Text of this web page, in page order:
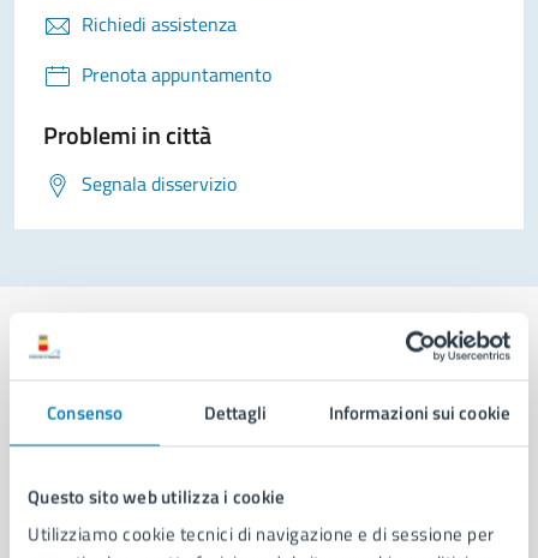
Consenso Dettagli Informazioni sui cookie
Questo sito web utilizza i cookie
Utilizziamo cookie tecnici di navigazione e di sessione per
Richiedi assistenza
Prenota appuntamento
Problemi in città
Segnala disservizio
Comune di Napoli
AMMINISTRAZIONE
Aree amministrative